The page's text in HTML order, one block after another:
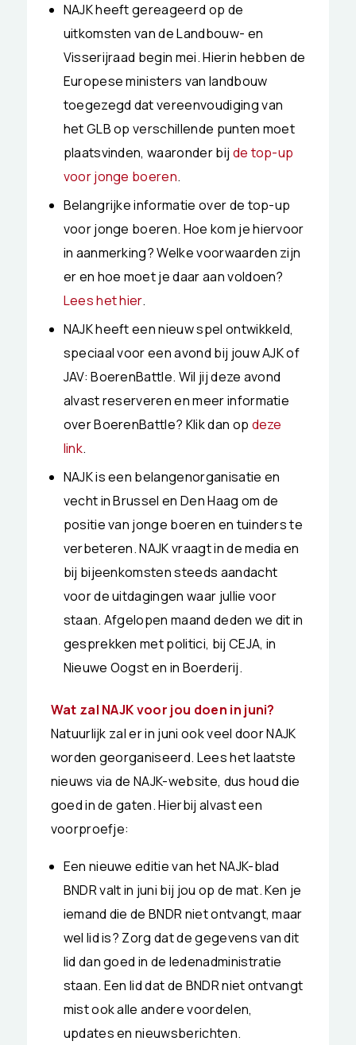
NAJK heeft gereageerd op de
uitkomsten van de Landbouw- en
Visserijraad begin mei. Hierin hebben de
Europese ministers van landbouw
toegezegd dat vereenvoudiging van
het GLB op verschillende punten moet
plaatsvinden, waaronder bij de top-up
voor jonge boeren.
Belangrijke informatie over de top-up
voor jonge boeren. Hoe kom je hiervoor
in aanmerking? Welke voorwaarden zijn
er en hoe moet je daar aan voldoen?
Lees het hier.
NAJK heeft een nieuw spel ontwikkeld,
speciaal voor een avond bij jouw AJK of
JAV: BoerenBattle. Wil jij deze avond
alvast reserveren en meer informatie
over BoerenBattle? Klik dan op deze
link.
NAJK is een belangenorganisatie en
vecht in Brussel en Den Haag om de
positie van jonge boeren en tuinders te
verbeteren. NAJK vraagt in de media en
bij bijeenkomsten steeds aandacht
voor de uitdagingen waar jullie voor
staan. Afgelopen maand deden we dit in
gesprekken met politici, bij CEJA, in
Nieuwe Oogst en in Boerderij.
Wat zal NAJK voor jou doen in juni?
Natuurlijk zal er in juni ook veel door NAJK
worden georganiseerd. Lees het laatste
nieuws via de NAJK-website, dus houd die
goed in de gaten. Hierbij alvast een
voorproefje:
Een nieuwe editie van het NAJK-blad
BNDR valt in juni bij jou op de mat. Ken je
iemand die de BNDR niet ontvangt, maar
wel lid is? Zorg dat de gegevens van dit
lid dan goed in de ledenadministratie
staan. Een lid dat de BNDR niet ontvangt
mist ook alle andere voordelen,
updates en nieuwsberichten.